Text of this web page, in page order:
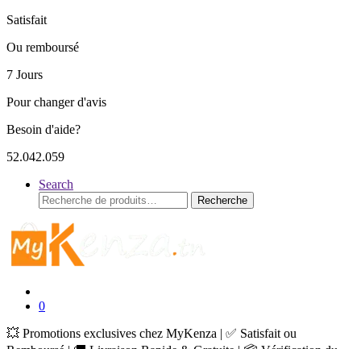
Satisfait
Ou remboursé
7 Jours
Pour changer d'avis
Besoin d'aide?
52.042.059
Search
Recherche
pour :
Recherche
0
💥 Promotions exclusives chez MyKenza | ✅ Satisfait ou